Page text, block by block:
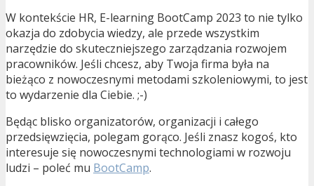
W kontekście HR, E-learning BootCamp 2023 to nie tylko
okazja do zdobycia wiedzy, ale przede wszystkim
narzędzie do skuteczniejszego zarządzania rozwojem
pracowników. Jeśli chcesz, aby Twoja firma była na
bieżąco z nowoczesnymi metodami szkoleniowymi, to jest
to wydarzenie dla Ciebie. ;-)
Będąc blisko organizatorów, organizacji i całego
przedsięwzięcia, polegam gorąco. Jeśli znasz kogoś, kto
interesuje się nowoczesnymi technologiami w rozwoju
ludzi – poleć mu BootCamp.